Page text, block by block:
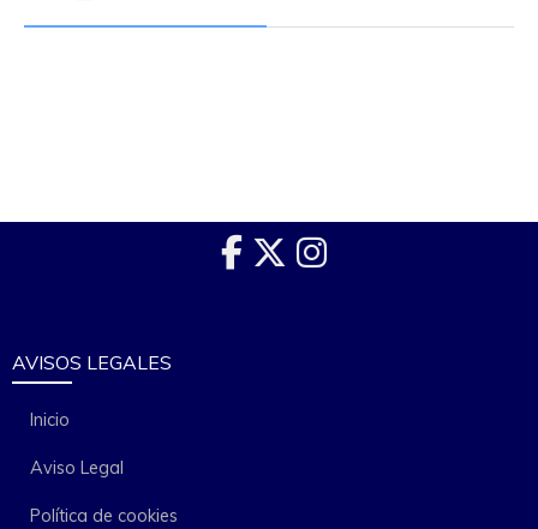
AVISOS LEGALES
Inicio
Aviso Legal
Política de cookies